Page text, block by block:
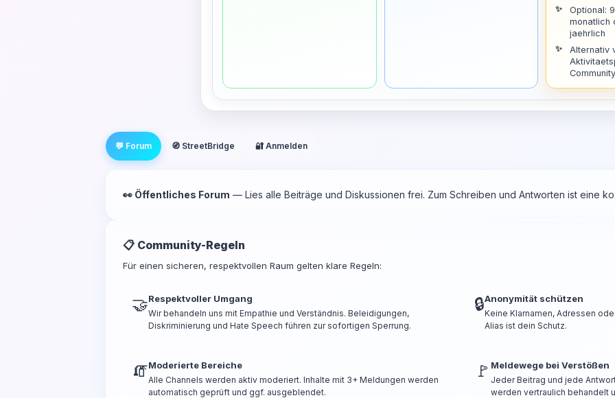
Optional:
monatlich
jaehrlich
Alternativ
💬 Forum 🧭 StreetBridge 🔐 Anmelden
👀 Öffentliches Forum — Lies alle Beiträge und Diskussionen frei. Zum Schreiben und Antworten ist eine
📋 Community-Regeln
Für einen sicheren, respektvollen Raum gelten klare Regeln:
🤝Respektvoller Umgang
Wir behandeln uns mit Empathie und Verständnis. Beleidigungen,
Diskriminierung und Hate Speech führen zur sofortigen Sperrung.
🔒Anonymität schützen
Keine Klarnamen, Adressen
Alias ist dein Schutz.
🧯Moderierte Bereiche
Alle Channels werden aktiv moderiert. Inhalte mit 3+ Meldungen werden
automatisch geprüft und ggf. ausgeblendet.
🚩 Meldewege bei Verstößen
Jeder Beitrag und jede
werden vertraulich behandelt